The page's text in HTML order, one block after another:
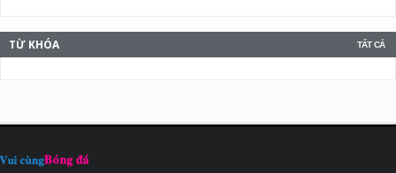
TẤT CẢ
TỪ KHÓA